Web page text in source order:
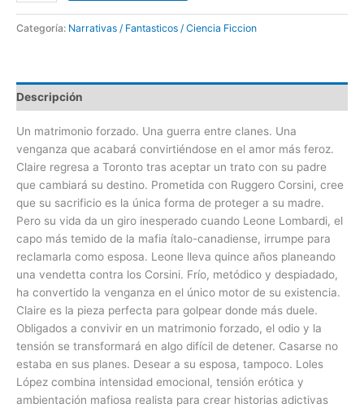
Categoría: Narrativas / Fantasticos / Ciencia Ficcion
Descripción
Un matrimonio forzado. Una guerra entre clanes. Una
venganza que acabará convirtiéndose en el amor más feroz.
Claire regresa a Toronto tras aceptar un trato con su padre
que cambiará su destino. Prometida con Ruggero Corsini, cree
que su sacrificio es la única forma de proteger a su madre.
Pero su vida da un giro inesperado cuando Leone Lombardi, el
capo más temido de la mafia ítalo-canadiense, irrumpe para
reclamarla como esposa. Leone lleva quince años planeando
una vendetta contra los Corsini. Frío, metódico y despiadado,
ha convertido la venganza en el único motor de su existencia.
Claire es la pieza perfecta para golpear donde más duele.
Obligados a convivir en un matrimonio forzado, el odio y la
tensión se transformará en algo difícil de detener. Casarse no
estaba en sus planes. Desear a su esposa, tampoco. Loles
López combina intensidad emocional, tensión erótica y
ambientación mafiosa realista para crear historias adictivas